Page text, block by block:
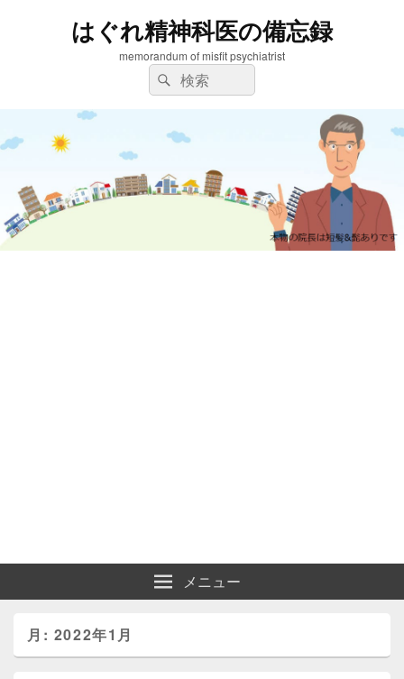
はぐれ精神科医の備忘録
memorandum of misfit psychiatrist
検
索:
検
索
メニュー
月: 2022年1月